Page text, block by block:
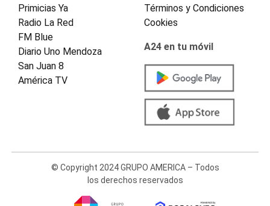
Primicias Ya
Radio La Red
FM Blue
Diario Uno Mendoza
San Juan 8
América TV
Términos y Condiciones
Cookies
A24 en tu móvil
© Copyright 2024 GRUPO AMERICA – Todos
los derechos reservados